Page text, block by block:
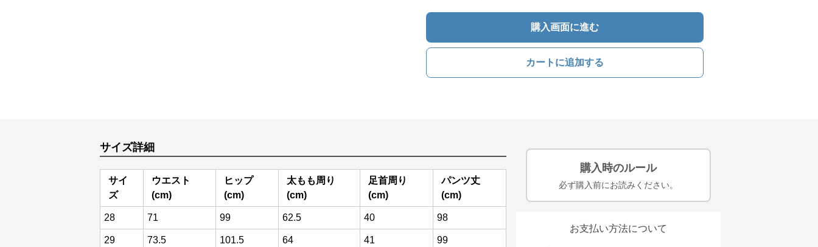
購入画面に進む
カートに追加する
サイズ詳細
サイ
ズ
ウエスト
(cm)
ヒップ
(cm)
太もも周り
(cm)
足首周り
(cm)
パンツ丈
(cm)
28 71 99 62.5 40 98
29 73.5 101.5 64 41 99
購入時のルール
必ず購入前にお読みください。
お支払い方法について